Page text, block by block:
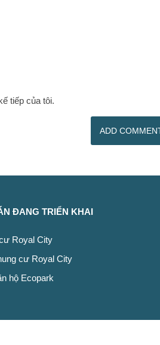
tiếp của tôi.
ĐANG TRIỂN KHAI
Royal City
cư Royal City
hộ Ecopark